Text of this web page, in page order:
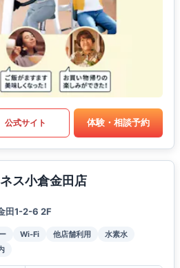
公式サイト 体験・相談予約
ス小倉金田店
田1-2-6 2F
Wi-Fi 他店舗利用
水素水